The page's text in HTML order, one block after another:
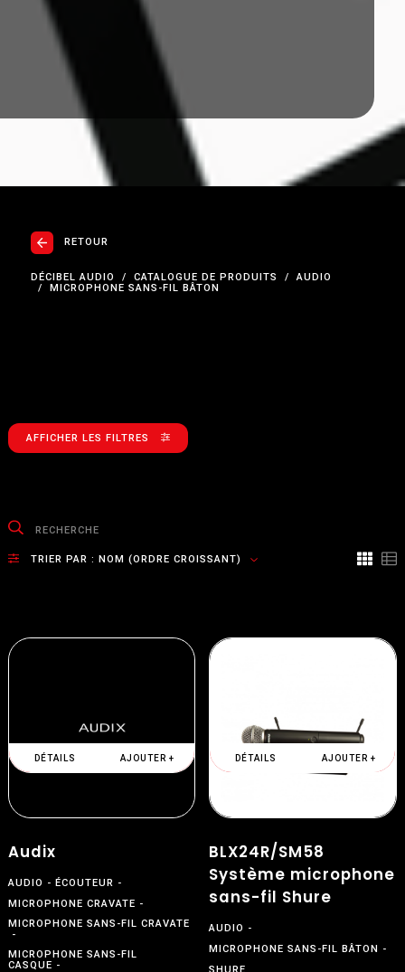
RETOUR
DÉCIBEL AUDIO CATALOGUE DE PRODUITS
AUDIO
MICROPHONE SANS-FIL BÂTON
AFFICHER LES FILTRES
TRIER PAR : NOM (ORDRE CROISSANT)
DÉTAILS AJOUTER +
Audix
AUDIO
ÉCOUTEUR
MICROPHONE CRAVATE
MICROPHONE SANS-FIL CRAVATE
MICROPHONE SANS-FIL
CASQUE
DÉTAILS AJOUTER +
BLX24R/SM58
Système microphone
sans-fil Shure
AUDIO
MICROPHONE SANS-FIL BÂTON
SHURE